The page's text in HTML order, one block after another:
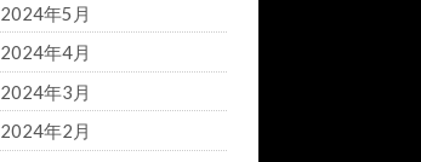
2024年5月
2024年4月
2024年3月
2024年2月